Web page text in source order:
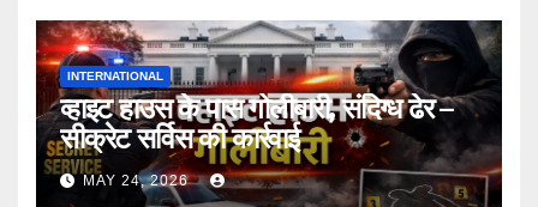
INTERNATIONAL
व्हाइट हाउस के पास गोलीबारी, संदिग्ध ढेर –
सीक्रेट सर्विस की कार्रवाई
MAY 24, 2026